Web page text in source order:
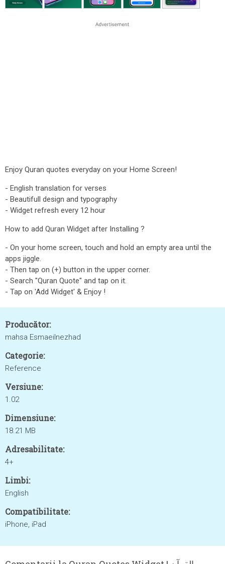
Enjoy Quran quotes everyday on your Home Screen!
- English translation for verses
- Beautifull design and typography
- Widget refresh every 12 hour
How to add Quran Widget after Installing ?
- On your home screen, touch and hold an empty area until the
apps jiggle.
- Then tap on (+) button in the upper corner.
- Search "Quran Quote" and tap on it.
- Tap on 'Add Widget' & Enjoy !
Producător:
mahsa Esmaeilnezhad
Categorie:
Reference
Versiune:
1.02
Dimensiune:
18.21 MB
Adresabilitate:
4+
Limbi:
English
Compatibilitate:
iPhone, iPad